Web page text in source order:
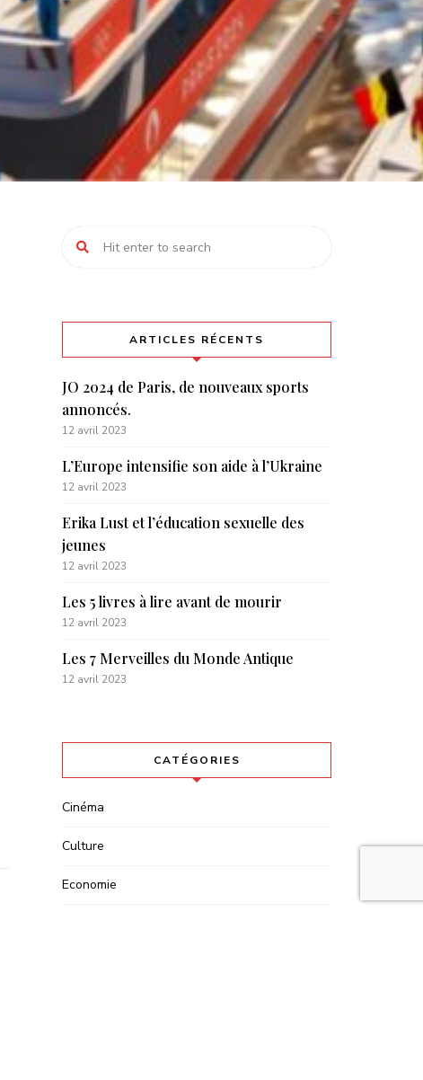
ARTICLES RÉCENTS
JO 2024 de Paris, de nouveaux sports
annoncés.
12 avril 2023
L’Europe intensifie son aide à l’Ukraine
12 avril 2023
Erika Lust et l’éducation sexuelle des
jeunes
12 avril 2023
Les 5 livres à lire avant de mourir
12 avril 2023
Les 7 Merveilles du Monde Antique
12 avril 2023
CATÉGORIES
Cinéma
Culture
Economie